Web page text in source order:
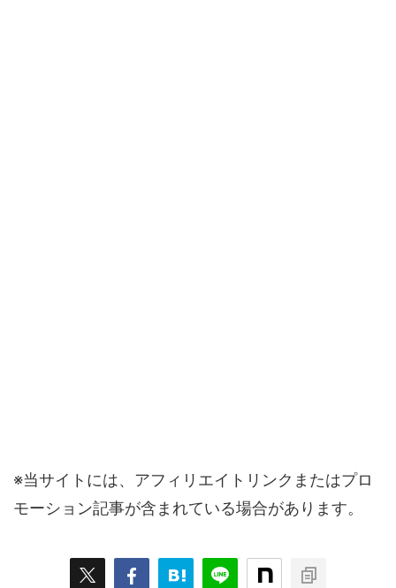
※当サイトには、アフィリエイトリンクまたはプロ
モーション記事が含まれている場合があります。